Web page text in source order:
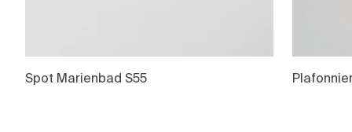
Spot Marienbad S55